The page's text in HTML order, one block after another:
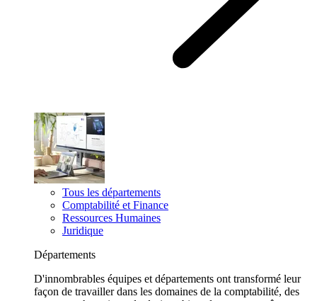
Tous les départements
Comptabilité et Finance
Ressources Humaines
Juridique
Départements
D'innombrables équipes et départements ont transformé leur
façon de travailler dans les domaines de la comptabilité, des